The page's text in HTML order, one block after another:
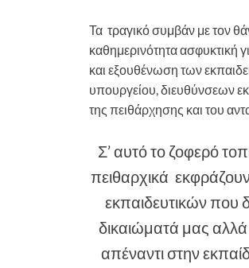
Τα τραγικό συμβάν με τον
καθημερινότητα ασφυκτική
και εξουθένωση των
υπουργείου, διευθύνσεων
της πειθάρχησης και του
Σ’ αυτό το ζοφερό
πειθαρχικά
εκπαιδευτικών που
δικαιώματά μας
απέναντι στην